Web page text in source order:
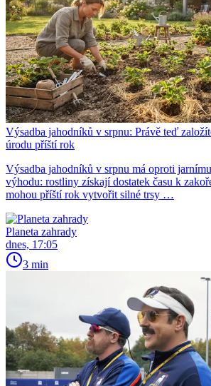
Výsadba jahodníků v srpnu: Právě teď
úrodu příští rok
Výsadba jahodníků v srpnu má oproti
výhodu: rostliny získají dostatek času k
mohou příští rok vytvořit silné trsy …
Planeta zahrady
dnes, 17:05
3 min